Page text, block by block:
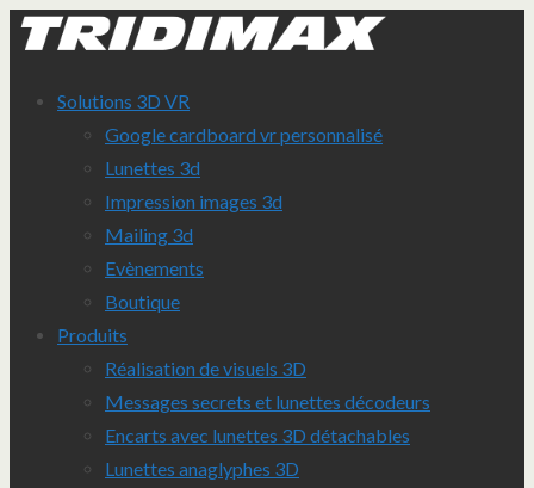
Solutions 3D VR
Google cardboard vr personnalisé
Lunettes 3d
Impression images 3d
Mailing 3d
Evènements
Boutique
Produits
Réalisation de visuels 3D
Messages secrets et lunettes décodeurs
Encarts avec lunettes 3D détachables
Lunettes anaglyphes 3D